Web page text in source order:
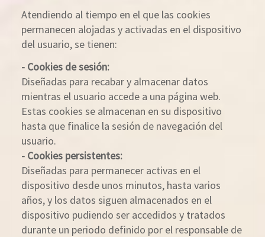
Atendiendo al tiempo en el que las cookies
permanecen alojadas y activadas en el dispositivo
del usuario, se tienen:
- Cookies de sesión:
Diseñadas para recabar y almacenar datos
mientras el usuario accede a una página web.
Estas cookies se almacenan en su dispositivo
hasta que finalice la sesión de navegación del
usuario.
- Cookies persistentes:
Diseñadas para permanecer activas en el
dispositivo desde unos minutos, hasta varios
años, y los datos siguen almacenados en el
dispositivo pudiendo ser accedidos y tratados
durante un periodo definido por el responsable de